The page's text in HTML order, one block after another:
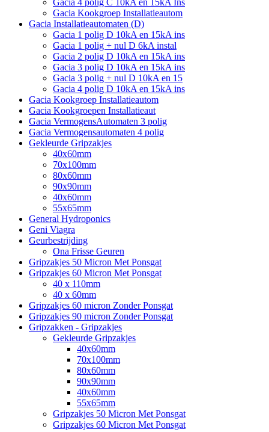
Gacia 4 polig C 10kA en 15kA Ins
Gacia Kookgroep Installatieautom
Gacia Installatieautomaten (D)
Gacia 1 polig D 10kA en 15kA ins
Gacia 1 polig + nul D 6kA instal
Gacia 2 polig D 10kA en 15kA ins
Gacia 3 polig D 10kA en 15kA ins
Gacia 3 polig + nul D 10kA en 15
Gacia 4 polig D 10kA en 15kA ins
Gacia Kookgroep Installatieautom
Gacia Kookgroepen Installatieaut
Gacia VermogensAutomaten 3 polig
Gacia Vermogensautomaten 4 polig
Gekleurde Gripzakjes
40x60mm
70x100mm
80x60mm
90x90mm
40x60mm
55x65mm
General Hydroponics
Geni Viagra
Geurbestrijding
Ona Frisse Geuren
Gripzakjes 50 Micron Met Ponsgat
Gripzakjes 60 Micron Met Ponsgat
40 x 110mm
40 x 60mm
Gripzakjes 60 micron Zonder Ponsgat
Gripzakjes 90 micron Zonder Ponsgat
Gripzakken - Gripzakjes
Gekleurde Gripzakjes
40x60mm
70x100mm
80x60mm
90x90mm
40x60mm
55x65mm
Gripzakjes 50 Micron Met Ponsgat
Gripzakjes 60 Micron Met Ponsgat